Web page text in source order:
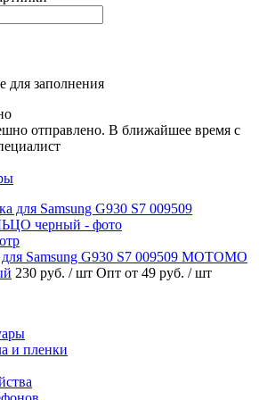
для заполнения
отправлено. В ближайшее время с
Samsung G930 S7 009509 MOTOMO
230 руб. / шт Опт от 49 руб. / шт
и пленки